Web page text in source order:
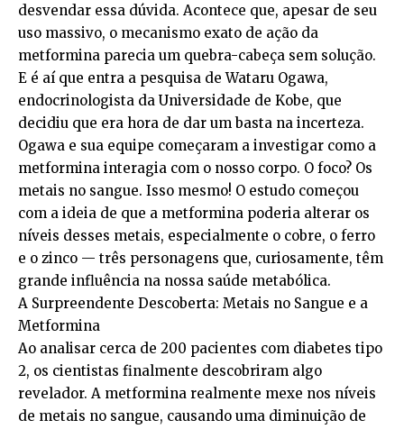
desvendar essa dúvida. Acontece que, apesar de seu
uso massivo, o mecanismo exato de ação da
metformina parecia um quebra-cabeça sem solução.
E é aí que entra a pesquisa de Wataru Ogawa,
endocrinologista da Universidade de Kobe, que
decidiu que era hora de dar um basta na incerteza.
Ogawa e sua equipe começaram a investigar como a
metformina interagia com o nosso corpo. O foco? Os
metais no sangue. Isso mesmo! O estudo começou
com a ideia de que a metformina poderia alterar os
níveis desses metais, especialmente o cobre, o ferro
e o zinco — três personagens que, curiosamente, têm
grande influência na nossa saúde metabólica.
A Surpreendente Descoberta: Metais no Sangue e a
Metformina
Ao analisar cerca de 200 pacientes com diabetes tipo
2, os cientistas finalmente descobriram algo
revelador. A metformina realmente mexe nos níveis
de metais no sangue, causando uma diminuição de